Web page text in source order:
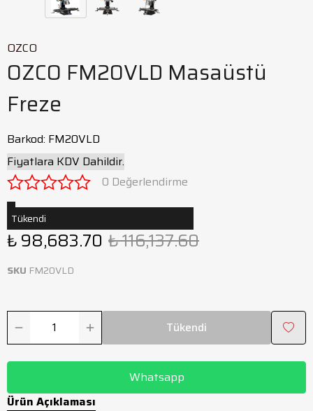
OZCO
OZCO FM20VLD Masaüstü
Freze
Barkod: FM20VLD
Fiyatlara KDV Dahildir.
0 Değerlendirme
Tükendi
₺ 98,683.70 ₺ 116,137.60
SKU FM20VLD
Tükendi
Whatsapp
Ürün Açıklaması